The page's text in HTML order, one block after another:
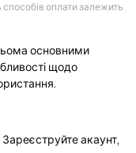
оплати залежить
основними
щодо
Зареєструйте акаунт,